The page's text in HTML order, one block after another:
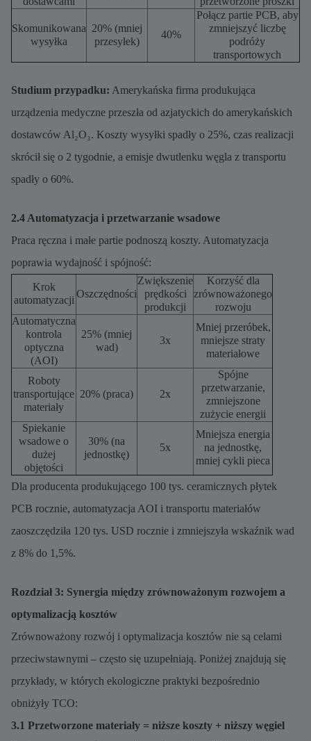
Skomunikowana
wysyłka
20% (mniej
przesyłek)
40%
Połącz partie PCB, aby
zmniejszyć liczbę
podróży
transportowych
Studium przypadku: Amerykańska firma produkująca
urządzenia medyczne przeszła od azjatyckich do amerykańskich
dostawców Al₂O₃. Koszty wysyłki spadły o 25%, czas realizacji
skrócił się o 2 tygodnie, a emisje dwutlenku węgla z transportu
spadły o 60%.
2.4 Automatyzacja i przetwarzanie wsadowe
Praca ręczna i małe partie podnoszą koszty. Automatyzacja
poprawia wydajność i spójność:
Krok
automatyzacji
Oszczędności
Zwiększenie
prędkości
produkcji
Korzyść dla
zrównoważonego
rozwoju
Automatyczna
kontrola
optyczna
(AOI)
25% (mniej
wad)
3x
Mniej przeróbek,
mniejsze straty
materiałowe
Roboty
transportujące
materiały
20% (praca) 2x
Spójne
przetwarzanie,
zmniejszone
zużycie energii
Spiekanie
wsadowe o
dużej
objętości
30% (na
jednostkę)
5x
Mniejsza energia
na jednostkę,
mniej cykli pieca
Dla producenta produkującego 100 tys. ceramicznych płytek
PCB rocznie, automatyzacja AOI i transportu materiałów
zaoszczędziła 120 tys. USD rocznie i zmniejszyła wskaźnik wad
z 8% do 1,5%.
Rozdział 3: Synergia między zrównoważonym rozwojem a
optymalizacją kosztów
Zrównoważony rozwój i optymalizacja kosztów nie są celami
przeciwstawnymi – często się uzupełniają. Poniżej znajdują się
przykłady, w których ekologiczne praktyki bezpośrednio
obniżyły TCO:
3.1 Przetworzone materiały = niższe koszty + niższy węgiel